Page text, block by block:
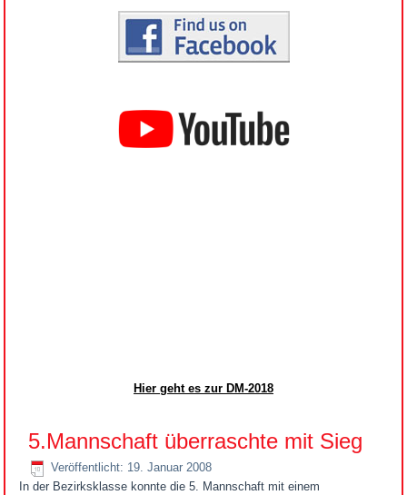
Hier geht es zur DM-2018
5.Mannschaft überraschte mit Sieg
Veröffentlicht: 19. Januar 2008
In der Bezirksklasse konnte die 5. Mannschaft mit einem